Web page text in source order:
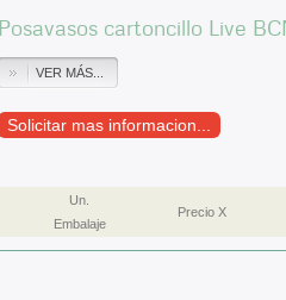
Posavasos cartoncillo Live
VER MÁS...
Solicitar mas informacion...
Un.
Embalaje
Precio X